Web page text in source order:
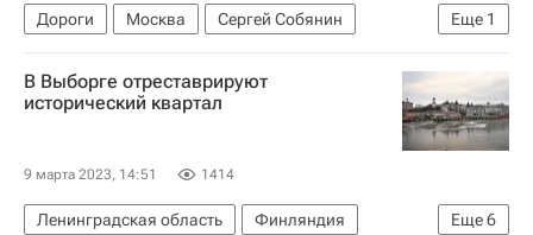
Еще 1
Дороги Москва
Сергей Собянин
Строительство
В Выборге отреставрируют
исторический квартал
9 марта 2023, 14:51 1414
Еще6
Ленинградская область
Финляндия